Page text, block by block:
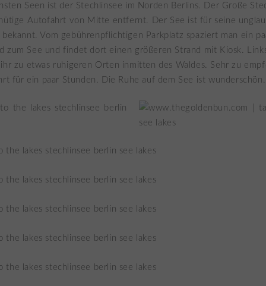
Seen ist der Stechlinsee im Norden Berlins. Der Große
Autofahrt von Mitte entfernt. Der See ist für seine
bekannt. Vom gebührenpflichtigen Parkplatz spaziert man ein
zum See und findet dort einen größeren Strand mit Kiosk.
zu etwas ruhigeren Orten inmitten des Waldes. Sehr zu
für ein paar Stunden. Die Ruhe auf dem See ist wunderschön.